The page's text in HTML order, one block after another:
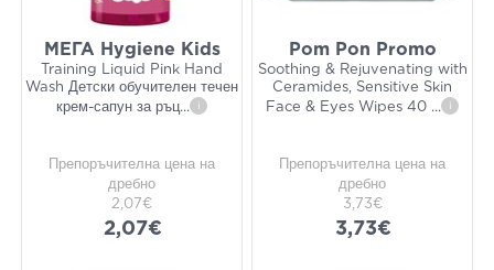
ΜΕΓΑ Hygiene Kids
Training Liquid Pink Hand
Wash Детски обучителен течен
крем-сапун за ръц... i
Препоръчителна цена на
дребно
2,07€
2,07€
Pom Pon Promo
Soothing & Rejuvenating with
Ceramides, Sensitive Skin
Face & Eyes Wipes 40 ... i
Препоръчителна цена на
дребно
3,73€
3,73€